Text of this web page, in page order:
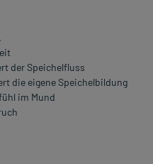
der Speichelfluss
die eigene Speichelbildung
im Mund